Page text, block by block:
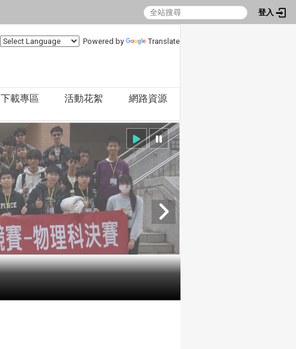
登入
Powered by Translate
下載專區 活動花絮 網路資源